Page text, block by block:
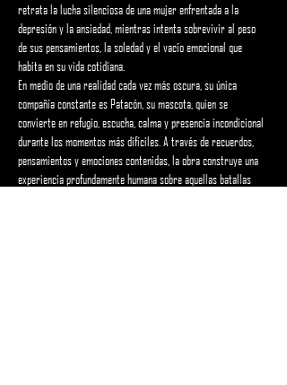
retrata la lucha silenciosa de una mujer enfrentada a la
depresión y la ansiedad, mientras intenta sobrevivir al peso
de sus pensamientos, la soledad y el vacío emocional que
habita en su vida cotidiana.
En medio de una realidad cada vez más oscura, su única
compañía constante es Patacón, su mascota, quien se
convierte en refugio, escucha, calma y presencia incondicional
durante los momentos más difíciles. A través de recuerdos,
pensamientos y emociones contenidas, la obra construye una
experiencia profundamente humana sobre aquellas batallas